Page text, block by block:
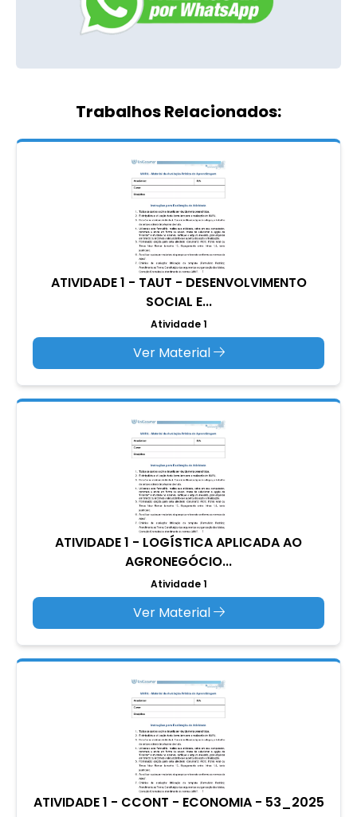
Trabalhos Relacionados:
ATIVIDADE 1 - TAUT - DESENVOLVIMENTO
SOCIAL E...
Atividade 1
Ver Material
ATIVIDADE 1 - LOGÍSTICA APLICADA AO
AGRONEGÓCIO...
Atividade 1
Ver Material
ATIVIDADE 1 - CCONT - ECONOMIA - 53_2025